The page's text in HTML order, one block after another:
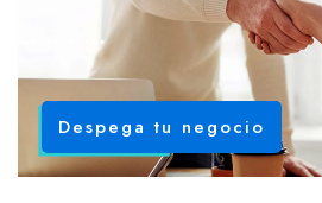
Despega tu negocio